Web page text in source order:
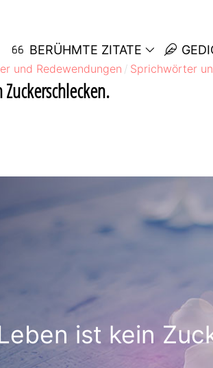
BERÜHMTE ZITATE
und Redewendungen Sprichwörter
ist kein